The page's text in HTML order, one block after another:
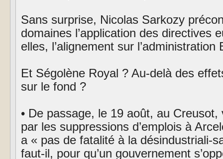
Sans surprise, Nicolas Sarkozy
domaines l’application des directives
elles, l’alignement sur l’administration
Et Ségolène Royal ? Au-delà des
sur le fond ?
• De passage, le 19 août, au
par les suppressions d’emplois à
a « pas de fatalité à la désindustriali-
faut-il, pour qu’un gouvernement